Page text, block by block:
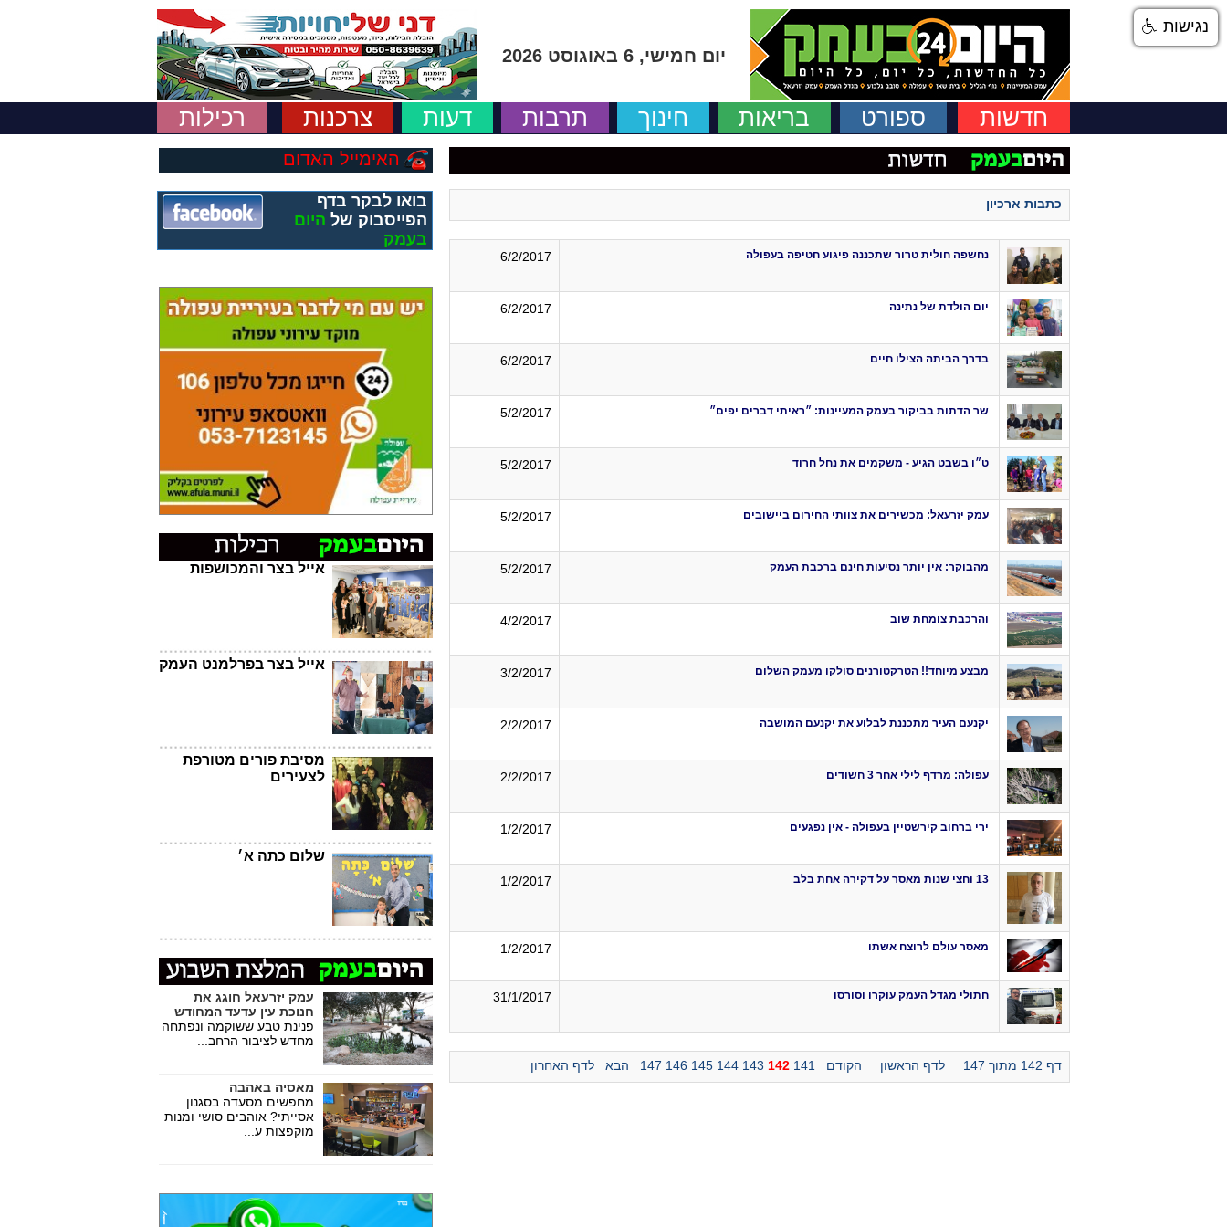
יום חמישי, 6 באוגוסט 2026
חדשות ספורט בריאות חינוך תרבות דעות צרכנות רכילות
כתבות ארכיון
נחשפה חולית טרור שתכננה פיגוע חטיפה בעפולה 6/2/2017
יום הולדת של נתינה 6/2/2017
בדרך הביתה הצילו חיים 6/2/2017
שר הדתות בביקור בעמק המעיינות: ״ראיתי דברים יפים״ 5/2/2017
ט״ו בשבט הגיע - משקמים את נחל חרוד 5/2/2017
עמק יזרעאל: מכשירים את צוותי החירום ביישובים 5/2/2017
מהבוקר: אין יותר נסיעות חינם ברכבת העמק 5/2/2017
והרכבת צומחת שוב 4/2/2017
מבצע מיוחד!! הטרקטורנים סולקו מעמק השלום 3/2/2017
יקנעם העיר מתכננת לבלוע את יקנעם המושבה 2/2/2017
עפולה: מרדף לילי אחר 3 חשודים 2/2/2017
ירי ברחוב קירשטיין בעפולה - אין נפגעים 1/2/2017
13 וחצי שנות מאסר על דקירה אחת בלב 1/2/2017
מאסר עולם לרוצח אשתו 1/2/2017
חתולי מגדל העמק עוקרו וסורסו 31/1/2017
דף 142 מתוך 147 לדף הראשון הקודם 141
142
143
144
145
146
147 הבא לדף האחרון
האימייל האדום
בואו לבקר בדף
הפייסבוק של היום
בעמק
אייל בצר והמכושפות
אייל בצר בפרלמנט העמק
מסיבת פורים מטורפת
לצעירים
שלום כתה א׳
עמק יזרעאל חוגג את
חנוכת עין עדעד המחודש
פנינת טבע ששוקמה ונפתחה
מחדש לציבור הרחב...
מאסיה באהבה
מחפשים מסעדה בסגנון
אסייתי? אוהבים סושי ומנות
מוקפצות ע...
נגישות